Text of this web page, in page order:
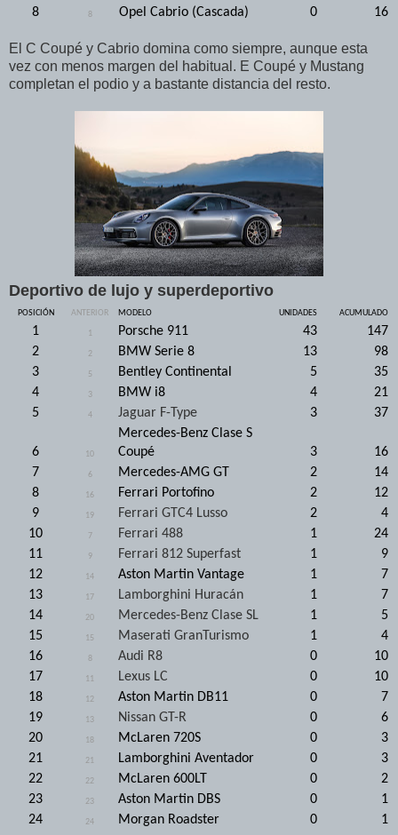
8
8 Opel Cabrio (Cascada) 0 16
El C Coupé y Cabrio domina como siempre, aunque esta
vez con menos margen del habitual. E Coupé y Mustang
completan el podio y a bastante distancia del resto.
Deportivo de lujo y superdeportivo
POSICIÓN ANTERIOR MODELO UNIDADES ACUMULADO
1 1 Porsche 911 43
147
2
2 BMW Serie 8 13
98
3
5 Bentley Continental 5
35
4
3 BMW i8 4
21
5
4 Jaguar F-Type 3 37
6 10
Mercedes-Benz Clase S
Coupé
3
16
7
6 Mercedes-AMG GT 2
14
8
16 Ferrari Portofino 2
12
9
19 Ferrari GTC4 Lusso 2
4
10
7 Ferrari 488 1
24
11
9 Ferrari 812 Superfast 1
9
12
14 Aston Martin Vantage 1
7
13
17 Lamborghini Huracán 1
7
14
20 Mercedes-Benz Clase SL 1
5
15
15 Maserati GranTurismo 1
4
16
8 Audi R8 0
10
17
11 Lexus LC 0
10
18
12 Aston Martin DB11 0
7
19
13 Nissan GT-R 0
6
20
18 McLaren 720S 0
3
21
21 Lamborghini Aventador 0
3
22
22 McLaren 600LT 0
2
23
23 Aston Martin DBS 0
1
24
24 Morgan Roadster 0 1